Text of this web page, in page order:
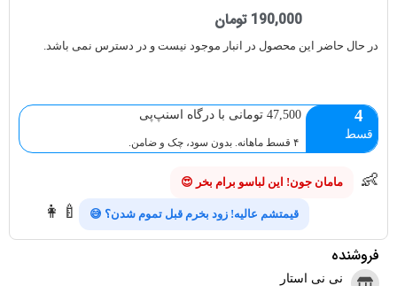
فروشنده
نی نی استار
190,000 تومان
در حال حاضر این محصول در انبار موجود نیست و در دسترس نمی باشد.
4
قسط
47,500 تومانی با درگاه اسنپ‌پی
۴ قسط ماهانه. بدون سود، چک و ضامن.
👶 مامان جون! این لباسو برام بخر 😍
👩‍🍼 قیمتشم عالیه! زود بخرم قبل تموم شدن؟ 😅